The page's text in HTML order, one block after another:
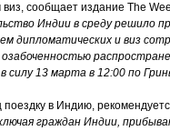
виз, сообщает издание The
Индии в среду решило
дипломатических и виз
силу 13 марта в 12:00 по
в Индию,
граждан Индии,